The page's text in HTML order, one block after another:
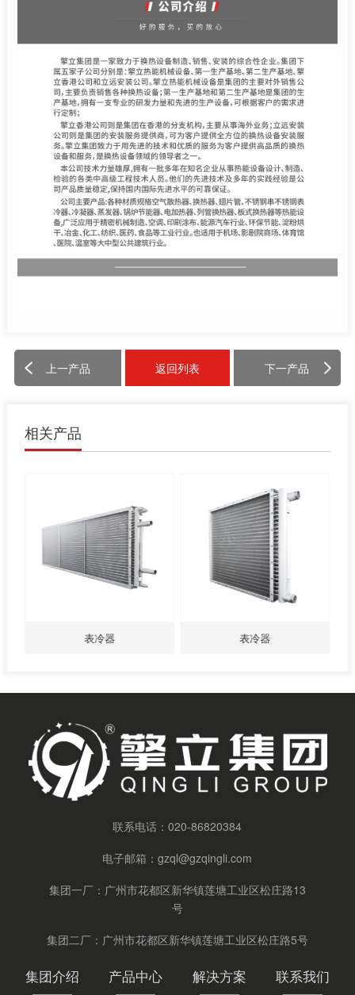
上一产品 返回列表 下一产品
相关产品
表冷器 表冷器
联系电话：020-86820384
电子邮箱：gzql@gzqingli.com
集团一厂：广州市花都区新华镇莲塘工业区松庄路13
号
集团二厂：广州市花都区新华镇莲塘工业区松庄路5号
集团介绍 产品中心 解决方案 联系我们